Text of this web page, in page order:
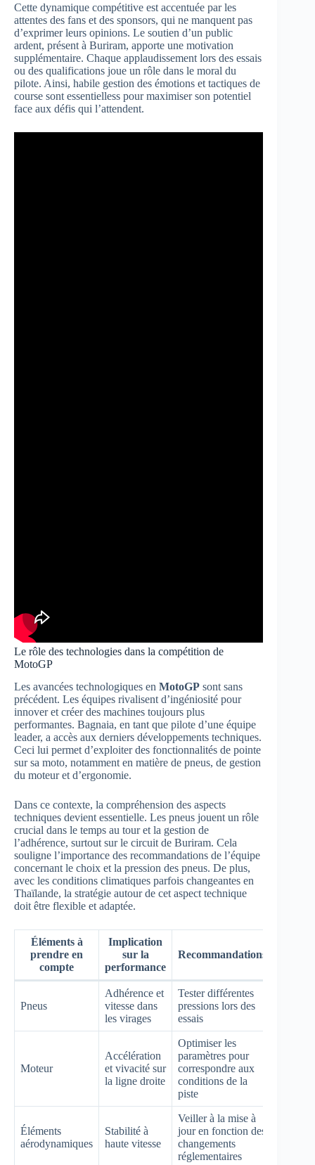
Cette dynamique compétitive est accentuée par les
attentes des fans et des sponsors, qui ne manquent pas
d’exprimer leurs opinions. Le soutien d’un public
ardent, présent à Buriram, apporte une motivation
supplémentaire. Chaque applaudissement lors des essais
ou des qualifications joue un rôle dans le moral du
pilote. Ainsi, habile gestion des émotions et tactiques de
course sont essentielless pour maximiser son potentiel
face aux défis qui l’attendent.
Le rôle des technologies dans la compétition de
MotoGP
Les avancées technologiques en MotoGP sont sans
précédent. Les équipes rivalisent d’ingéniosité pour
innover et créer des machines toujours plus
performantes. Bagnaia, en tant que pilote d’une équipe
leader, a accès aux derniers développements techniques.
Ceci lui permet d’exploiter des fonctionnalités de pointe
sur sa moto, notamment en matière de pneus, de gestion
du moteur et d’ergonomie.
Dans ce contexte, la compréhension des aspects
techniques devient essentielle. Les pneus jouent un rôle
crucial dans le temps au tour et la gestion de
l’adhérence, surtout sur le circuit de Buriram. Cela
souligne l’importance des recommandations de l’équipe
concernant le choix et la pression des pneus. De plus,
avec les conditions climatiques parfois changeantes en
Thaïlande, la stratégie autour de cet aspect technique
doit être flexible et adaptée.
Éléments à
prendre en
compte
Implication
sur la
performance
Recommandations
Pneus
Adhérence et
vitesse dans
les virages
Tester différentes
pressions lors des
essais
Moteur
Accélération
et vivacité sur
la ligne droite
Optimiser les
paramètres pour
correspondre aux
conditions de la
piste
Éléments
aérodynamiques
Stabilité à
haute vitesse
Veiller à la mise à
jour en fonction des
changements
réglementaires